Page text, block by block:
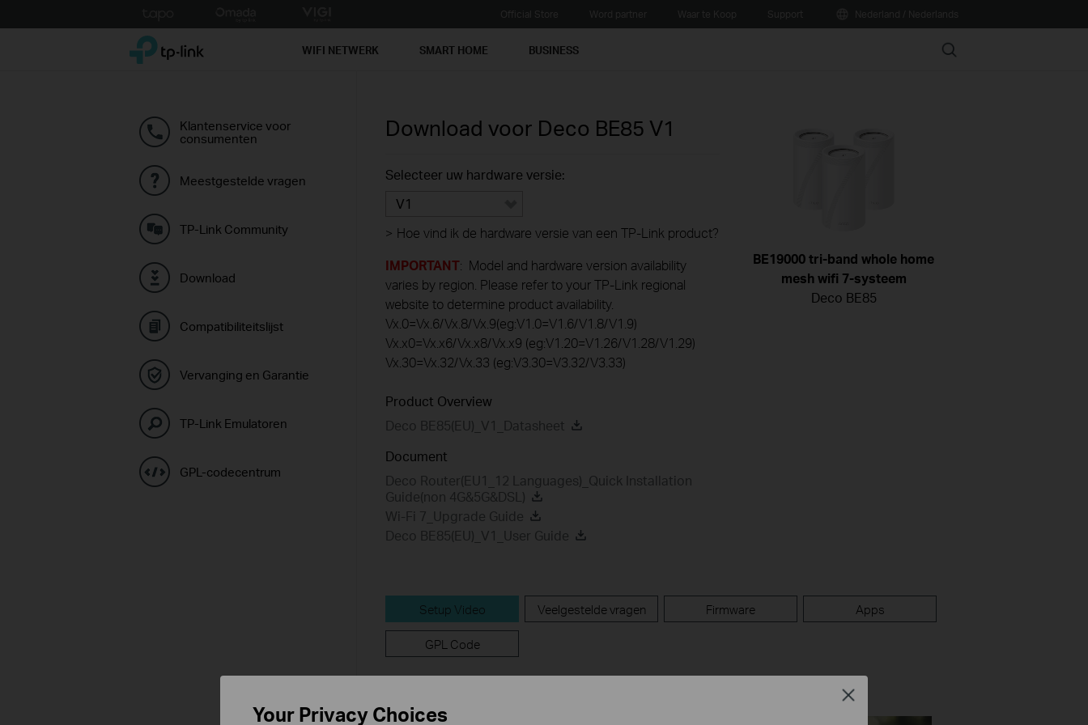
to
TP-Link, Reliably Smart WIFI NETWERK SMART HOME BUSINESS Search
Klantenservice voor
consumenten
Meestgestelde vragen
TP-Link Community
Download
Compatibiliteitslijst
Vervanging en Garantie
TP-Link Emulatoren
GPL-codecentrum
Download voor Deco BE85 V1
Selecteer uw hardware versie:
V1
> Hoe vind ik de hardware versie van een TP-Link product?
IMPORTANT: Model and hardware version availability
varies by region. Please refer to your TP-Link regional
website to determine product availability.
Vx.0=Vx.6/Vx.8/Vx.9(eg:V1.0=V1.6/V1.8/V1.9)
Vx.x0=Vx.x6/Vx.x8/Vx.x9 (eg:V1.20=V1.26/V1.28/V1.29)
Vx.30=Vx.32/Vx.33 (eg:V3.30=V3.32/V3.33)
Product Overview
Deco BE85(EU)_V1_Datasheet
Document
Deco Router(EU1_12 Languages)_Quick Installation
Guide(non 4G&5G&DSL)
Wi-Fi 7_Upgrade Guide
Deco BE85(EU)_V1_User Guide
BE19000 tri-band whole home
mesh wifi 7-systeem
Deco BE85
Setup Video Veelgestelde vragen Firmware Apps
GPL Code
Your Privacy Choices
Close